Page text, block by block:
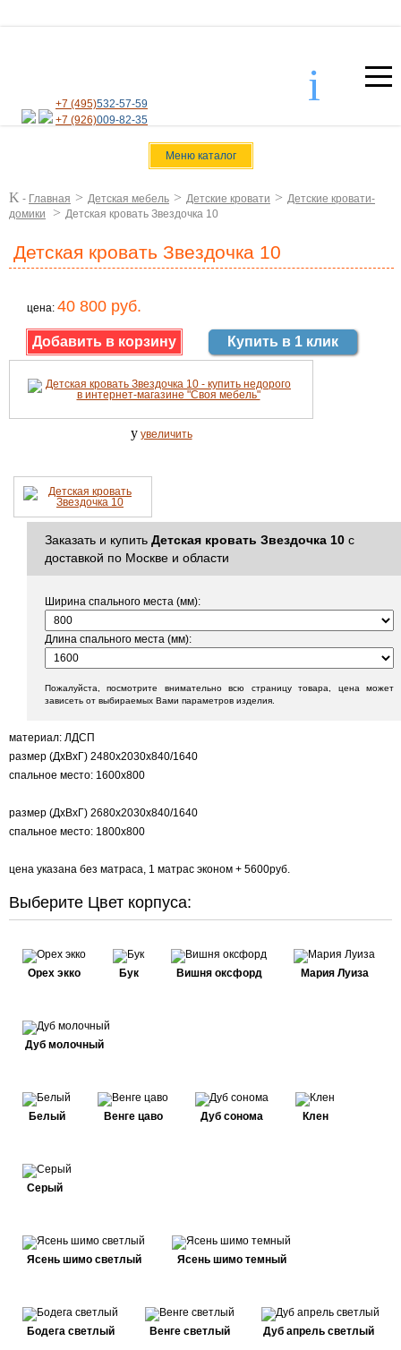
+7 (495)532-57-59
+7 (926)009-82-35
i
Меню каталог
K - Главная > Детская мебель > Детские кровати > Детские кровати-
домики
> Детская кровать Звездочка 10
Детская кровать Звездочка 10
цена: 40 800 руб.
Купить в 1 клик
y увеличить
Заказать и купить Детская кровать Звездочка 10 с
доставкой по Москве и области
Ширина спального места (мм):
Длина спального места (мм):
Пожалуйста, посмотрите внимательно всю страницу товара, цена может
зависеть от выбираемых Вами параметров изделия.
материал: ЛДСП
размер (ДхВхГ) 2480х2030х840/1640
спальное место: 1600х800
размер (ДхВхГ) 2680х2030х840/1640
спальное место: 1800х800
цена указана без матраса, 1 матрас эконом + 5600руб.
Выберите Цвет корпуса:
Орех экко Бук Вишня оксфорд Мария Луиза
Дуб молочный
Белый Венге цаво Дуб сонома Клен
Серый
Ясень шимо светлый Ясень шимо темный
Бодега светлый Венге светлый Дуб апрель светлый